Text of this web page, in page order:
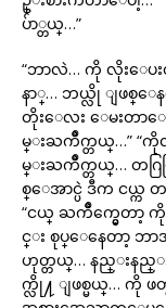
ပ်ာ္တယ္…”
“ဘာလဲ… ကို လိုးေပ
နာ္… ဘယ္လို ျဖစ္ေ
တိုးေလး ေမးတာေ
မ္းႀကိဳက္တယ္…” “ကို
မ္းႀကိဳက္တယ္… တဂြပ္ဂ
စ္ေအာင္ပဲ ဒီက ငယ္
“ငယ္ ႀကိဳက္မွေတာ့ ကို
င္း စုပ္ေနေတာ့ ဘာ
ဟုတ္တယ္… နည္းနည္း
က္လို႔ ျဖစ္မယ္… ကို